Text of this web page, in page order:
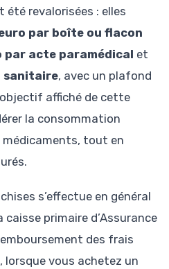
revalorisées : elles
par boîte ou flacon
par acte paramédical et
sanitaire, avec un plafond
affiché de cette
la consommation
médicaments, tout en
s’effectue en général
primaire d’Assurance
des frais
lorsque vous achetez un